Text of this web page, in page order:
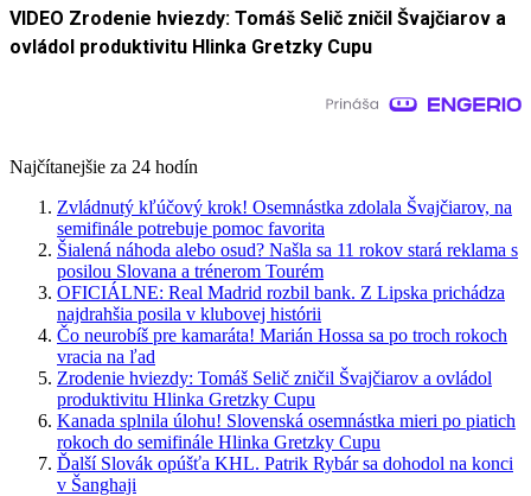
VIDEO Zrodenie hviezdy: Tomáš Selič zničil Švajčiarov a
ovládol produktivitu Hlinka Gretzky Cupu
Najčítanejšie za 24 hodín
Zvládnutý kľúčový krok! Osemnástka zdolala Švajčiarov, na
semifinále potrebuje pomoc favorita
Šialená náhoda alebo osud? Našla sa 11 rokov stará reklama s
posilou Slovana a trénerom Tourém
OFICIÁLNE: Real Madrid rozbil bank. Z Lipska prichádza
najdrahšia posila v klubovej histórii
Čo neurobíš pre kamaráta! Marián Hossa sa po troch rokoch
vracia na ľad
Zrodenie hviezdy: Tomáš Selič zničil Švajčiarov a ovládol
produktivitu Hlinka Gretzky Cupu
Kanada splnila úlohu! Slovenská osemnástka mieri po piatich
rokoch do semifinále Hlinka Gretzky Cupu
Ďalší Slovák opúšťa KHL. Patrik Rybár sa dohodol na konci
v Šanghaji